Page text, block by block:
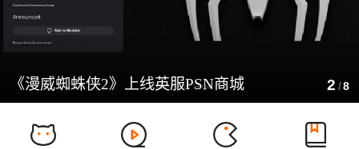
《漫威蜘蛛侠2》上线英服PSN商城 2 /8